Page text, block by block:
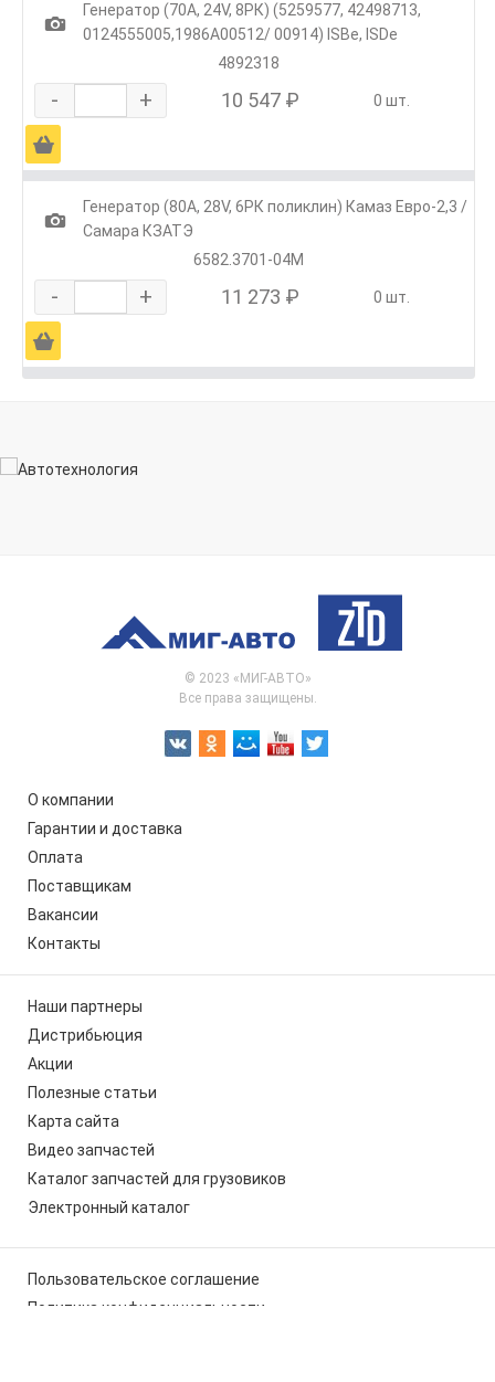
1
Генератор (70А, 24V, 8РК) (5259577, 42498713,
0124555005,1986А00512/ 00914) ISBe, ISDe
4892318
- + 10 547 ₽ 0 шт.
Ä
1
Генератор (80А, 28V, 6РК поликлин) Камаз Евро-2,3 /
Самара КЗАТЭ
6582.3701-04М
- + 11 273 ₽ 0 шт.
Ä
© 2023 «МИГ-АВТО»
Все права защищены.
О компании
Гарантии и доставка
Оплата
Поставщикам
Вакансии
Контакты
Наши партнеры
Дистрибьюция
Акции
Полезные статьи
Карта сайта
Видео запчастей
Каталог запчастей для грузовиков
Электронный каталог
Пользовательское соглашение
Политика конфиденциальности